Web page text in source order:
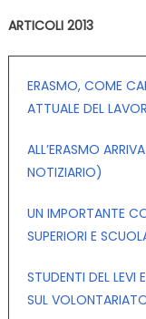
ARTICOLI 2013
ERASMO, COME
ATTUALE DEL
ALL’ERASMO
NOTIZIARIO)
UN IMPORTANTE
SUPERIORI E
STUDENTI DEL LEVI
SUL